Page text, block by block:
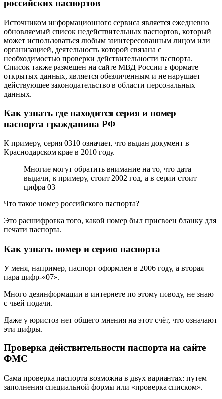
российских паспортов
Источником информационного сервиса является ежедневно
обновляемый список недействительных паспортов, который
может использоваться любым заинтересованным лицом или
организацией, деятельность которой связана с
необходимостью проверки действительности паспорта.
Список также размещен на сайте МВД России в формате
открытых данных, является обезличенным и не нарушает
действующее законодательство в области персональных
данных.
Как узнать где находится серия и номер
паспорта гражданина РФ
К примеру, серия 0310 означает, что выдан документ в
Краснодарском крае в 2010 году.
Многие могут обратить внимание на то, что дата
выдачи, к примеру, стоит 2002 год, а в серии стоит
цифра 03.
Что такое номер российского паспорта?
Это расшифровка того, какой номер был присвоен бланку для
печати паспорта.
Как узнать номер и серию паспорта
У меня, например, паспорт оформлен в 2006 году, а вторая
пара цифр-«07».
Много дезинформации в интернете по этому поводу, не знаю
с чьей подачи.
Даже у юристов нет общего мнения на этот счёт, что означают
эти цифры.
Проверка действительности паспорта на сайте
ФМС
Сама проверка паспорта возможна в двух вариантах: путем
заполнения специальной формы или «проверка списком».